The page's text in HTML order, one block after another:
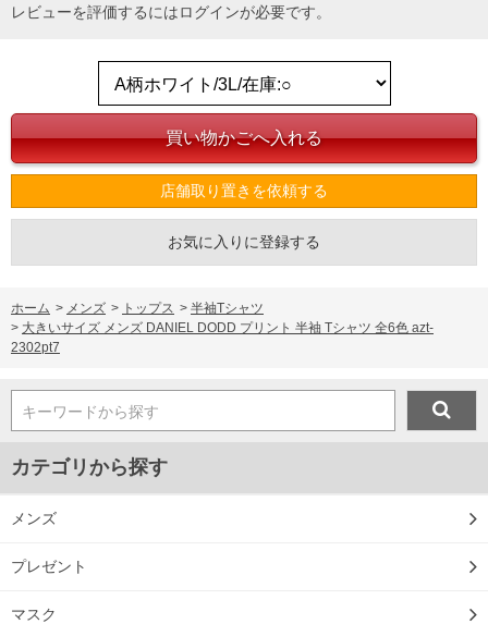
レビューを評価するにはログインが必要です。
店舗取り置きを依頼する
お気に入りに登録する
ホーム > メンズ > トップス > 半袖Tシャツ
> 大きいサイズ メンズ DANIEL DODD プリント 半袖 Tシャツ 全6色 azt-
2302pt7
キーワードから探す
カテゴリから探す
メンズ
プレゼント
マスク